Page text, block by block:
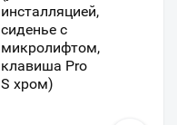
инсталляцией,
сиденье с
микролифтом,
клавиша Pro
S хром)